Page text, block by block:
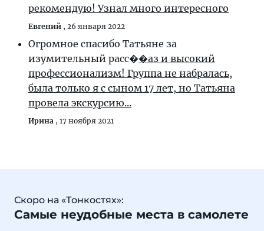
рекомендую! Узнал много интересного
Евгений , 26 января 2022
Огромное спасибо Татьяне за
изумительный расс��аз и высокий
профессионализм! Группа не набралась,
была только я с сыном 17 лет, но Татьяна
провела экскурсию...
Ирина , 17 ноября 2021
Скоро на «Тонкостях»:
Самые неудобные места в самолете